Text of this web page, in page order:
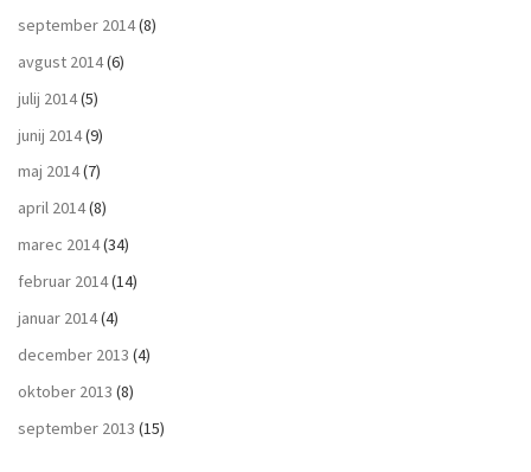
september 2014(8)
avgust 2014(6)
julij 2014(5)
junij 2014(9)
maj 2014(7)
april 2014(8)
marec 2014(34)
februar 2014(14)
januar 2014(4)
december 2013 (4)
oktober 2013 (8)
september 2013 (15)